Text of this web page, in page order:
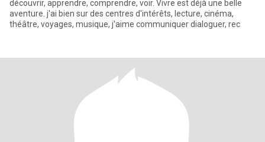
découvrir, apprendre, comprendre, voir. Vivre est déjà une belle
aventure. j'ai bien sur des centres d'intérêts, lecture, cinéma,
théâtre, voyages, musique, j'aime communiquer dialoguer, rec